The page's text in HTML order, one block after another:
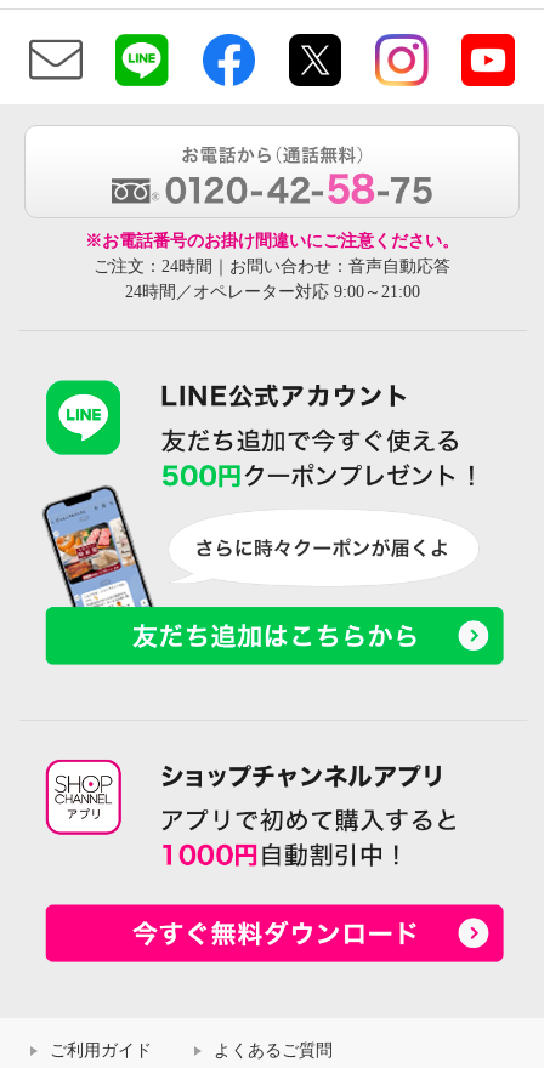
※お電話番号のお掛け間違いにご注意ください。
ご注文：24時間｜お問い合わせ：音声自動応答
24時間／オペレーター対応 9:00～21:00
ご利用ガイド よくあるご質問